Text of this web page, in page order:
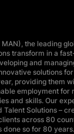
the leading
transform in a
and
solutions
providing them
employment for
and skills. Our
Talent Solutions –
across 80
done so for 80 years.